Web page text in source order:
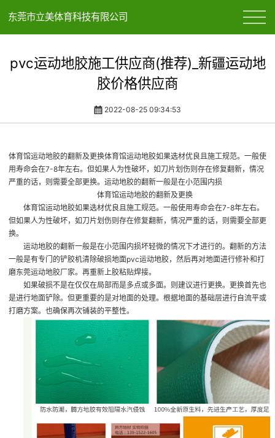
东莞市立美体育科技有限公司
pvc运动地胶施工供应商(推荐)_新疆运动地
胶价格供应商
2022-08-25 09:34:53
体育馆运动地胶的翻新及更换体育馆运动地胶如果选材优良且施工规范。一般使
用寿命会在7-8年左右。但如果人为性破坏，如刀片划伤则存在修复翻新，情况
严重的话，则需要全部更换。运动地胶的翻新一般是在小范围内损
体育馆运动地胶的翻新及更换
体育馆运动地胶如果选材优良且施工规范。一般使用寿命会在7-8年左右。
但如果人为性破坏，如刀片划伤则存在修复翻新，情况严重的话，则需要全部更
换。
运动地胶的翻新一般是在小范围内损坏轻微的情况下才进行的。翻新的方法
一般是有专门的铲胶机清除破损地面pvc运动地胶，然后再对地面进行修补和打
磨东莞运动地胶厂家。再重新上胶粘贴焊接。
如果破损不是在仅仅在局部而是多点或多面。则建议进行更换。更换首先也
是进行地面铲除。但更重要的是对地面的处理。根据地面的基础层进行自流平或
打磨方案。也确保再次铺装的平整性。